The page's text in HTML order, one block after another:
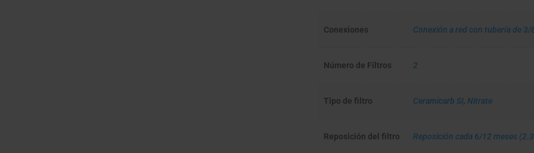
Conexiones Conexión a red con tubería de 3/
Número de Filtros 2
Tipo de filtro Ceramicarb SI, Nitrate
Reposición del filtro Reposición cada 6/12 meses